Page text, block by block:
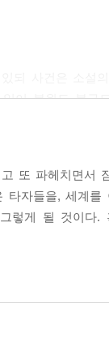
이 복원도 복구
장하며 소설의
라는 듯. 삶도
상실 모티프를
겨진 자, 어머니
또 파헤치면서
타자들을, 세계
렇게 될 것이다